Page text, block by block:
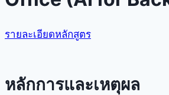
รายละเอียดหลักสูตร
หลักการและเหตุผล